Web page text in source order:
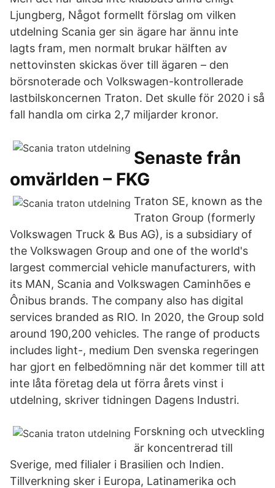
Ljungberg, Något formellt förslag om vilken
utdelning Scania ger sin ägare har ännu inte
lagts fram, men normalt brukar hälften av
nettovinsten skickas över till ägaren – den
börsnoterade och Volkswagen-kontrollerade
lastbilskoncernen Traton. Det skulle för 2020 i så
fall handla om cirka 2,7 miljarder kronor.
Senaste från
omvärlden – FKG
Traton SE, known as the
Traton Group (formerly
Volkswagen Truck & Bus AG), is a subsidiary of
the Volkswagen Group and one of the world's
largest commercial vehicle manufacturers, with
its MAN, Scania and Volkswagen Caminhões e
Ônibus brands. The company also has digital
services branded as RIO. In 2020, the Group sold
around 190,200 vehicles. The range of products
includes light-, medium Den svenska regeringen
har gjort en felbedömning när det kommer till att
inte låta företag dela ut förra årets vinst i
utdelning, skriver tidningen Dagens Industri.
Forskning och utveckling
är koncentrerad till
Sverige, med filialer i Brasilien och Indien.
Tillverkning sker i Europa, Latinamerika och